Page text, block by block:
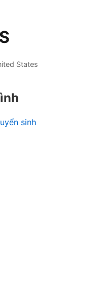
States
sinh